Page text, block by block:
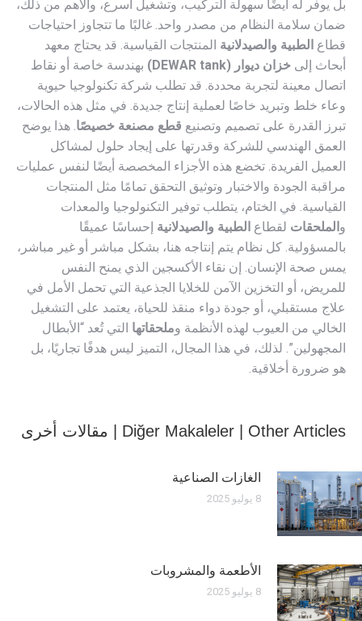
بل يوفر له أيضًا سهولة التركيب، وتشغيل أسرع، والأهم من ذلك،
ضمان سلامة النظام من مصدر واحد. غالبًا ما تتجاوز احتياجات
قطاع الطبية والصيدلانية المنتجات القياسية. قد يحتاج معهد
أبحاث إلى خزان ديوار (DEWAR tank)
بهندسة خاصة أو نقاط
اتصال معينة لتجربة محددة. قد تطلب شركة تكنولوجيا حيوية
وعاء خلط وتبريد خاصًا لعملية إنتاج جديدة. في مثل هذه الحالات،
تبرز القدرة على تصميم وتصنيع قطع مصنعة خصيصًا. هذا يوضح
العمق الهندسي للشركة وقدرتها على إيجاد حلول لمشاكل
العميل الفريدة. تخضع هذه الأجزاء المخصصة أيضًا لنفس عمليات
مراقبة الجودة والاختبار وتوثيق التحقق تمامًا مثل المنتجات
القياسية. في الختام، يتطلب توفير التكنولوجيا والمعدات
و الملحقات لقطاع الطبية والصيدلانية إحساسًا عميقًا
بالمسؤولية. كل نظام يتم إنتاجه هنا، بشكل مباشر أو غير مباشر،
يمس صحة الإنسان. إن نقاء الأكسجين الذي يمنح النفس
للمريض، أو التخزين الآمن للخلايا الجذعية التي تحمل الأمل في
علاج مستقبلي، أو جودة دواء منقذ للحياة، يعتمد على التشغيل
الخالي من العيوب لهذه الأنظمة وملحقاتها التي تُعد “الأبطال
المجهولين”. لذلك، في هذا المجال، التميز ليس هدفًا تجاريًا، بل
هو ضرورة أخلاقية.
Diğer Makaleler | Other Articles | مقالات أخرى
الغازات الصناعية
8 يوليو 2025
الأطعمة والمشروبات
8 يوليو 2025